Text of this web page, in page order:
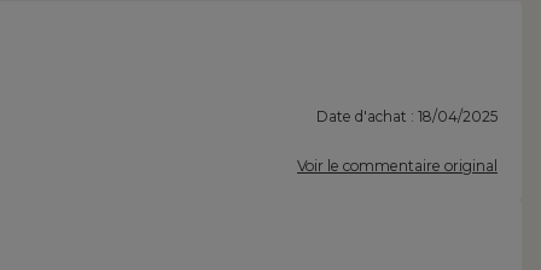
Date d'achat : 18/04/2025
Voir le commentaire original